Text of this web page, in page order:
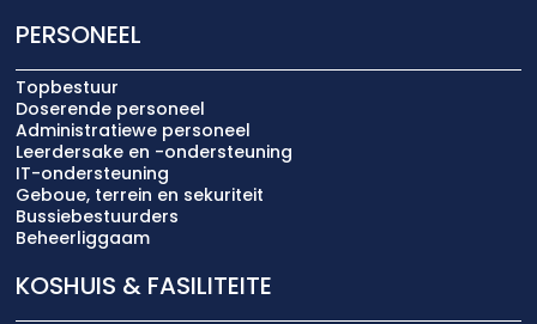
PERSONEEL
Topbestuur
Doserende personeel
Administratiewe personeel
Leerdersake en -ondersteuning
IT-ondersteuning
Geboue, terrein en sekuriteit
Bussiebestuurders
Beheerliggaam
KOSHUIS & FASILITEITE